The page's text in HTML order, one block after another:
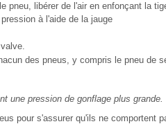
pneu, libérer de l'air en enfonçant la
à l'aide de la jauge
des pneus, y compris le pneu de
une pression de gonflage plus grande.
pour s'assurer qu'ils ne comportent